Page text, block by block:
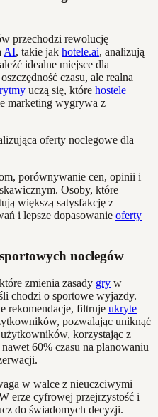
przechodzi rewolucję
AI, takie jak hotele.ai, analizują
idealne miejsce dla
czasu, ale realna
uczą się, które hostele
marketing wygrywa z
porównywanie cen, opinii i
Osoby, które
większą satysfakcję z
i lepsze dopasowanie oferty
noclegów
zmienia zasady gry w
chodzi o sportowe wyjazdy.
rekomendacje, filtruje ukryte
pozwalając uniknąć
korzystając z
60% czasu na planowaniu
w walce z nieuczciwymi
erze cyfrowej przejrzystość i
do świadomych decyzji.